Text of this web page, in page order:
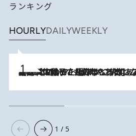
ランキング
HOURLYDAILYWEEKLY
2026.8.5
【阿川佐和子さんの年とる力】なぜ70代で始めた趣味は“こんなに楽しい”のか？ ピアノ、俳句…スランプに陥っても続けられる“ある秘訣”とは
1 / 5